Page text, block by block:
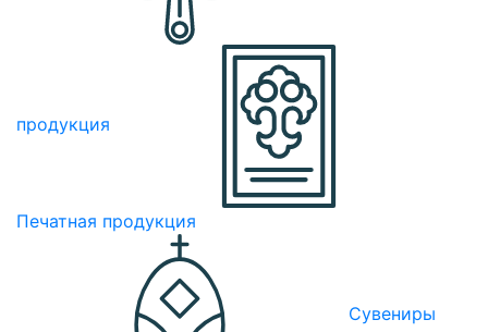
продукция
Печатная продукция
Сувениры